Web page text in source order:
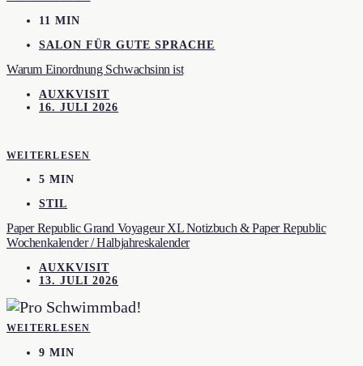
11 MIN
SALON FÜR GUTE SPRACHE
Warum Einordnung Schwachsinn ist
AUXKVISIT
16. JULI 2026
WEITERLESEN
5 MIN
STIL
Paper Republic Grand Voyageur XL Notizbuch & Paper Republic
Wochenkalender / Halbjahreskalender
AUXKVISIT
13. JULI 2026
WEITERLESEN
9 MIN